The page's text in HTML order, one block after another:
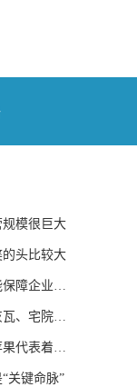
模很巨大
头比较大
信息安全
、民俗组
平平安安
关键命脉”